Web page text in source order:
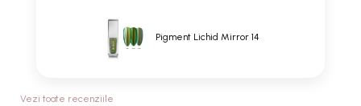
Pigment Lichid Mirror 14
Vezi toate recenziile